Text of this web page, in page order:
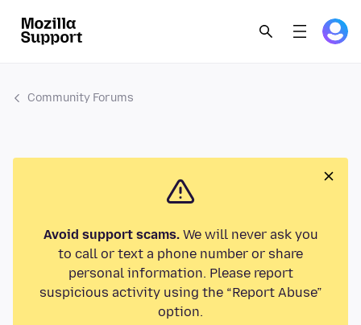
Community Forums
Avoid support scams.We will never ask you
to call or text a phone number or share
personal information. Please report
suspicious activity using the “Report Abuse”
option.